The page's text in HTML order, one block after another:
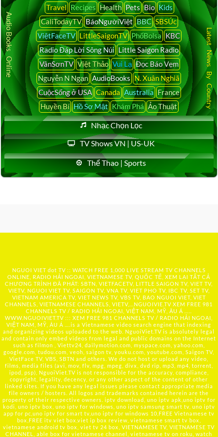
Travel Recipes Health Pets Bio Kids
CaliTodayTV BáoNgườiViệt BBC SBSÚc
ViệtFaceTV LittleSaigonTV PhốBolsa KBC
Radio Đáp Lời Sông Núi Little Saigon Radio
VânSơnTV Việt Thảo Vui Lạ Đọc Báo Vẹm
Nguyễn N Ngạn AudioBooks N. Xuân Nghiã
CuộcSống ở USA Canada Australia France
Huyền Bí Hồ Sơ Mật Khám Phá Ảo Thuật
Nhạc Chọn Lọc
TV Shows VN | US-UK
Thể Thao | Sports
Audio Books Online Latest News By Country
NGUOI VIET dot TV :: WATCH FREE 1,000 LIVE STREAM TV CHANNELS
ONLINE, RADIO HẢI NGOẠI, VIETNAMESE TV, QUỐC TẾ, XEM LẠI TẤT CẢ
CHƯƠNG TRÌNH ĐÃ PHÁT: SBTN, VIETFACETV, LITTLE SAIGON TV, VIET TV,
VIETV, NGUOI VIET TV, SAIGON TV, VNA TV, VIET PHO TV, IBC TV, SET TV,
VIETNAM AMERICA TV, VIET NEWS TV, VBS TV, BAO NGUOI VIET, VIET
CHANNELS, VIETNAMESE CHANNELS, VIETV,... NGUOIVIE.TV XEM FREE 981
CHANNELS TV / RADIO HẢI NGOẠI, VIỆT NAM, MỸ, ÂU Á …..
WWW.NGUOIVIET.TV ::: XEM FREE 981 CHANNELS TV / RADIO HẢI NGOẠI,
VIỆT NAM, MỸ, ÂU Á ….is a Vietnamese video search engine that indexing
and organizing videos uploaded to the web. NguoiViet.TV is absolutely legal
and contain only embed videos from legal and public domains on the Internet
such as filmon , Viettv24, dailymotion.com, myspace.com, yahoo.com,
google.com, tudou.com, veoh, saigon tv, youku.com, youtube.com, Saigon TV,
VietFace TV, VBS, SBTN and others. We do not host or upload any video,
films, media files (avi, mov, flv, mpg, mpeg, divx, dvd rip, mp3, mp4, torrent,
ipod, psp), NguoiViet.TV is not responsible for the accuracy, compliance,
copyright, legality, decency, or any other aspect of the content of other
linked sites. If you have any legal issues please contact appropriate media
file owners / hosters. All logos and trademarks contained herein are the
property of their respective owners. iptv download, uno iptv apk,uno iptv for
kodi, uno iptv box, uno iptv for windows, uno iptv samsung smart tv, uno iptv
app for pc,uno iptv for smart tv,uno iptv for windows 10,FREE Vietnamese tv
box,FREE itv viet box,viet ip box review, vietnamese smart tv box,
vietnamese android tv box, viet tv 24 box, VIETNAMESE TV, VIETNAMESE TV
CHANNEL, able box for vietnamese channel, vietnamese tv on roku, watch